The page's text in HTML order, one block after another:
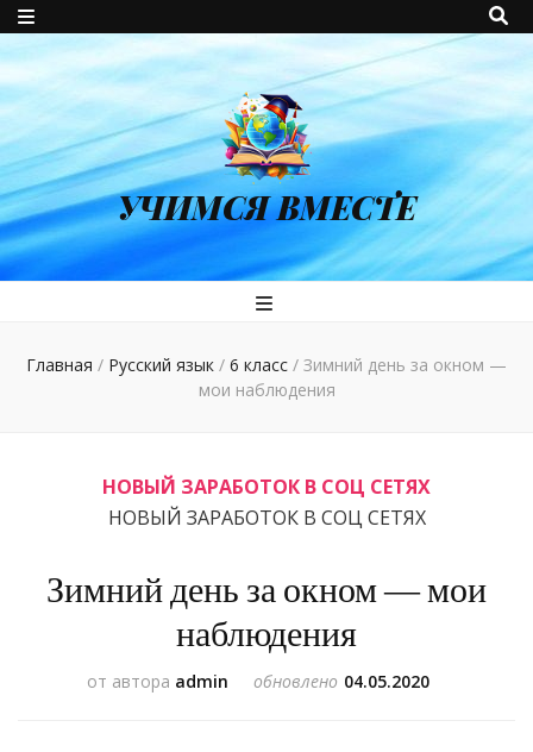
УЧИМСЯ ВМЕСТЕ
Главная / Русский язык / 6 класс / Зимний день за окном —
мои наблюдения
НОВЫЙ ЗАРАБОТОК В СОЦ СЕТЯХ
НОВЫЙ ЗАРАБОТОК В СОЦ СЕТЯХ
Зимний день за окном — мои
наблюдения
от автора admin обновлено 04.05.2020